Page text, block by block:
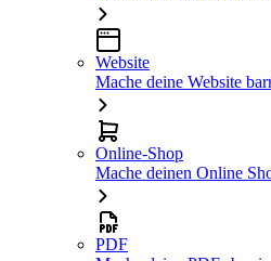
Website
Mache deine Website
Online-Shop
Mache deinen Online
PDF